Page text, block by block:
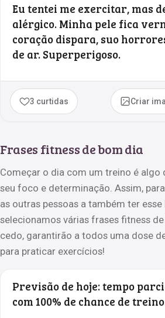
Eu tentei me exercitar, mas
alérgico. Minha pele fica
coração dispara, suo
de ar. Superperigoso.
3 curtidas Criar
Frases fitness de bom dia
Começar o dia com um treino é
seu foco e determinação. Assim,
as outras pessoas a também ter
selecionamos várias frases fitness
cedo, garantirão a todos uma dose
para praticar exercícios!
Previsão de hoje: tempo
com 100% de chance de